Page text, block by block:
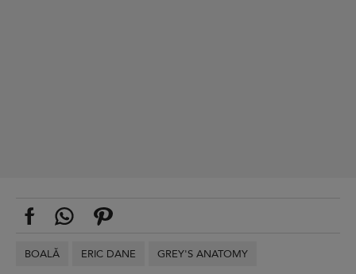
BOALĂ ERIC DANE GREY'S ANATOMY